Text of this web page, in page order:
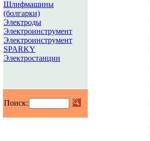
Шлифмашины
(болгарки)
Электроды
Электроинструмент
Электроинструмент
SPARKY
Электростанции
Поиск: